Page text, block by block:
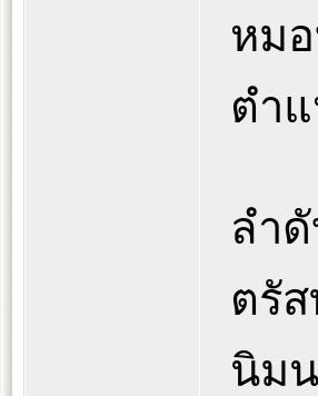
หม
ตำ
ลำ
ตรั
นิม